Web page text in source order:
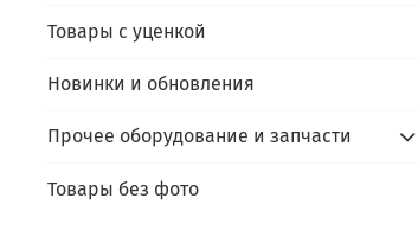
Товары с уценкой
Новинки и обновления
Прочее оборудование и запчасти
Товары без фото